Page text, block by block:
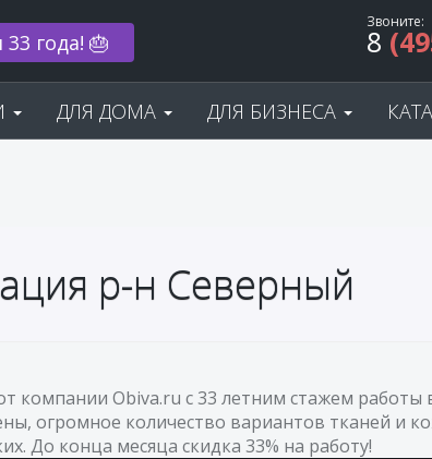
года! 🎂
Звоните:
8
ДЛЯ ДОМА ДЛЯ БИЗНЕСА
р-н Северный
компании Obiva.ru с 33 летним стажем
огромное количество вариантов тканей и
До конца месяца скидка 33% на работу!